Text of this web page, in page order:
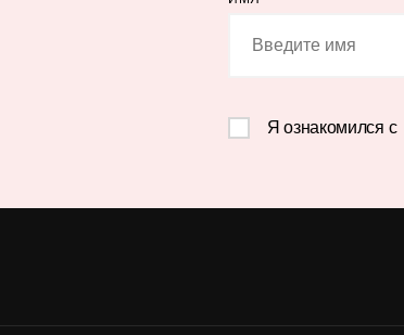
Я ознакомился с